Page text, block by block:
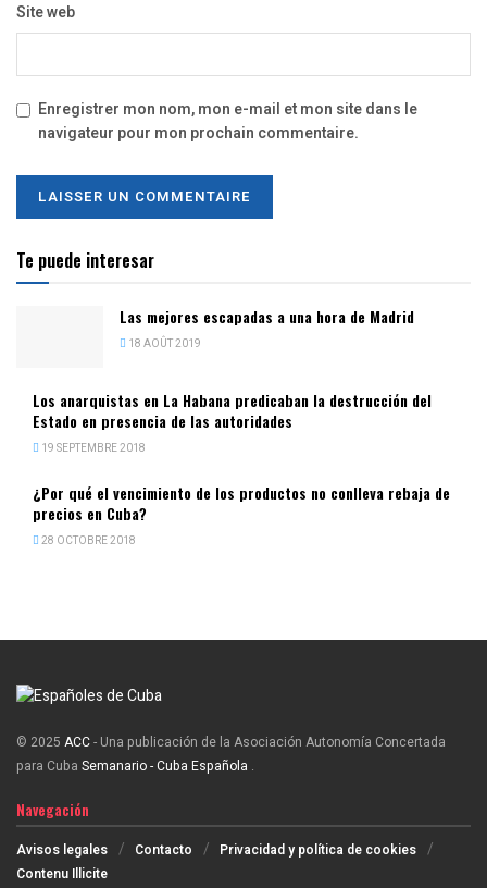
Site web
Enregistrer mon nom, mon e-mail et mon site dans le
navigateur pour mon prochain commentaire.
Te puede interesar
Las mejores escapadas a una hora de Madrid
18 AOÛT 2019
Los anarquistas en La Habana predicaban la destrucción del
Estado en presencia de las autoridades
19 SEPTEMBRE 2018
¿Por qué el vencimiento de los productos no conlleva rebaja de
precios en Cuba?
28 OCTOBRE 2018
© 2025 ACC- Una publicación de la Asociación Autonomía Concertada
para Cuba Semanario - Cuba Española .
Navegación
Avisos legales Contacto
Privacidad y política de cookies
Contenu Illicite